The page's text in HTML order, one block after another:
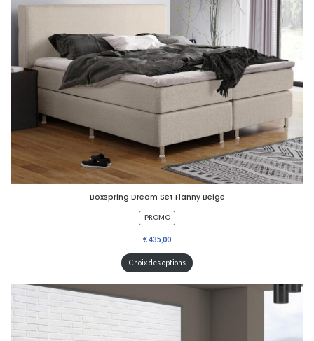
Boxspring Dream Set Flanny Beige
PROMOP
R
O
I
E
P
Choix des options